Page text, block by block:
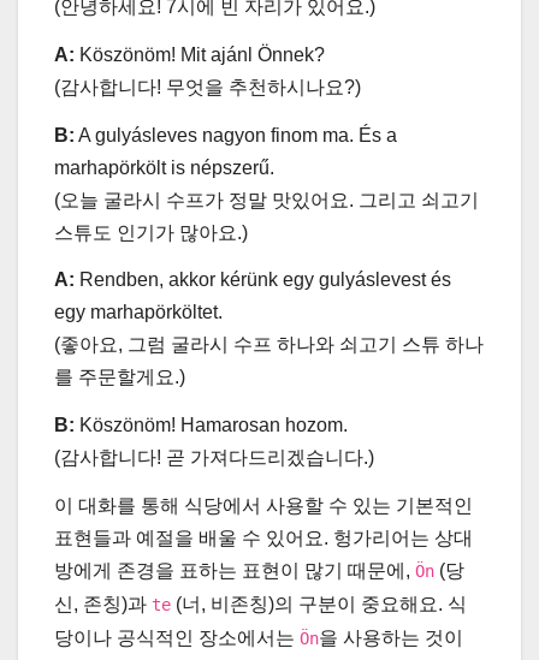
(안녕하세요! 7시에 빈 자리가 있어요.)
A: Köszönöm! Mit ajánl Önnek?
(감사합니다! 무엇을 추천하시나요?)
B: A gulyásleves nagyon finom ma. És a
marhapörkölt is népszerű.
(오늘 굴라시 수프가 정말 맛있어요. 그리고 쇠고기
스튜도 인기가 많아요.)
A: Rendben, akkor kérünk egy gulyáslevest és
egy marhapörköltet.
(좋아요, 그럼 굴라시 수프 하나와 쇠고기 스튜 하나
를 주문할게요.)
B: Köszönöm! Hamarosan hozom.
(감사합니다! 곧 가져다드리겠습니다.)
이 대화를 통해 식당에서 사용할 수 있는 기본적인
표현들과 예절을 배울 수 있어요. 헝가리어는 상대
방에게 존경을 표하는 표현이 많기 때문에, Ön (당
신, 존칭)과 te (너, 비존칭)의 구분이 중요해요. 식
당이나 공식적인 장소에서는 Ön을 사용하는 것이